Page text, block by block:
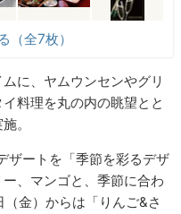
（全7枚）
に、ヤムウンセンやグリ
料理を丸の内の眺望とと
。
ザートを「季節を彩るデザ
、マンゴと、季節に合わ
金）からは「りんご&さ